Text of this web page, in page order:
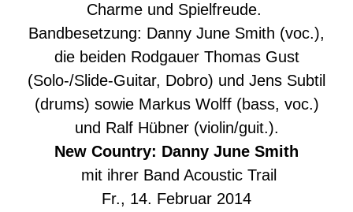
Charme und Spielfreude.
Bandbesetzung: Danny June Smith (voc.),
die beiden Rodgauer Thomas Gust
(Solo-/Slide-Guitar, Dobro) und Jens Subtil
(drums) sowie Markus Wolff (bass, voc.)
und Ralf Hübner (violin/guit.).
New Country: Danny June Smith
mit ihrer Band Acoustic Trail
Fr., 14. Februar 2014